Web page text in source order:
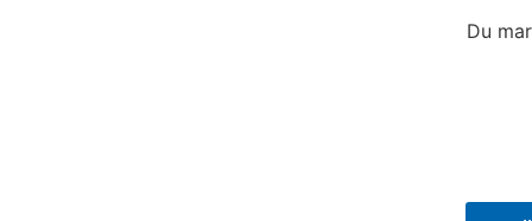
Du